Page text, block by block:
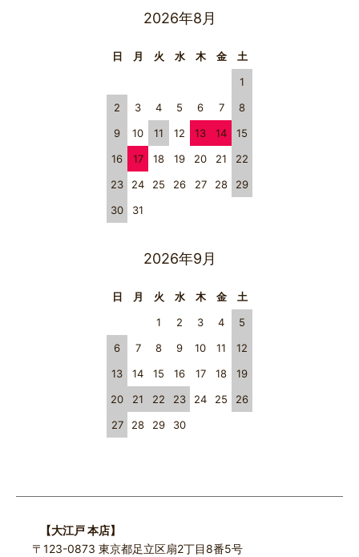
2026年8月
日 月 火 水 木 金
土
1
2
3 4 5 6 7
8
9
10 11 12 13 14
15
16
17 18 19 20 21
22
23
24 25 26 27 28
29
30
31
2026年9月
日 月 火 水 木 金
土
1
2 3 4
5
6
7 8 9 10 11
12
13
14 15 16 17 18
19
20
21 22 23 24 25
26
27
28 29 30
【大江戸 本店】
〒123-0873 東京都足立区扇2丁目8番5号